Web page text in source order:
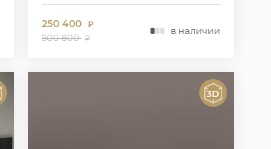
250 400 ₽
500 800 ₽
в наличии